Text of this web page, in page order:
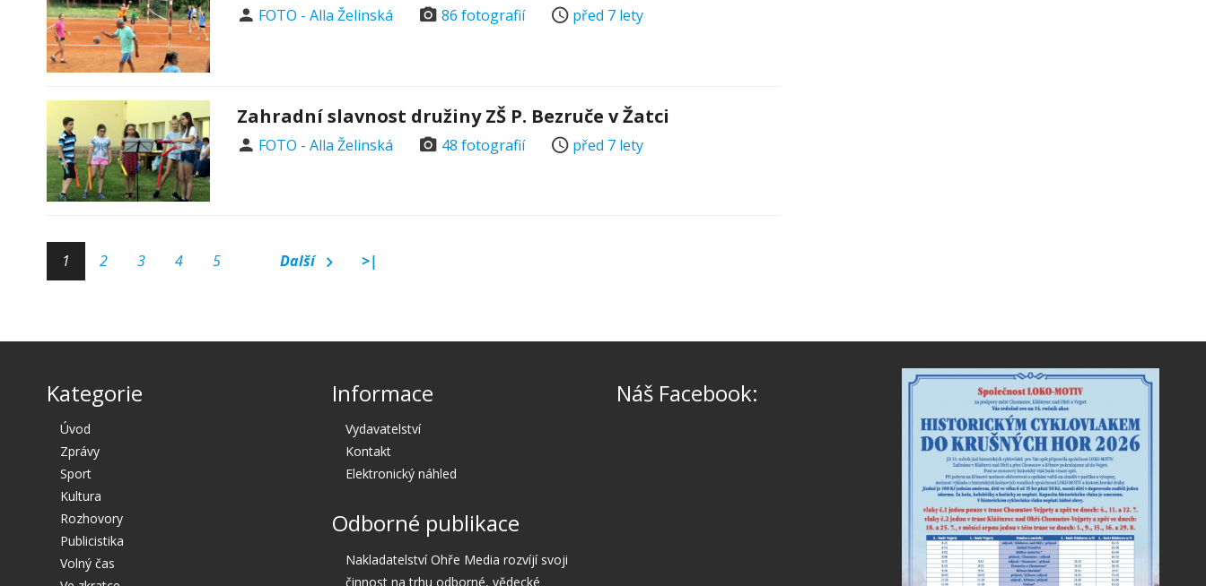
FOTO - Alla Želinská 86 fotografií před 7 lety
Zahradní slavnost družiny ZŠ P. Bezruče v Žatci
FOTO - Alla Želinská 48 fotografií před 7 lety
1 2 3 4 5 Další >|
Kategorie
Úvod
Zprávy
Sport
Kultura
Rozhovory
Publicistika
Volný čas
Informace
Vydavatelství
Kontakt
Elektronický náhled
Odborné publikace
Nakladatelství Ohře Media rozvíjí svoji
činnost na trhu odborné, vědecké
Náš Facebook: